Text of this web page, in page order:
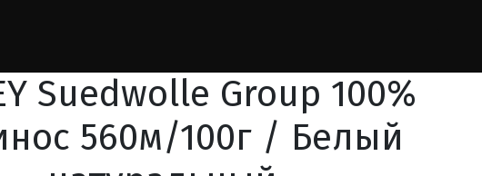
Suedwolle Group 100%
560м/100г / Белый